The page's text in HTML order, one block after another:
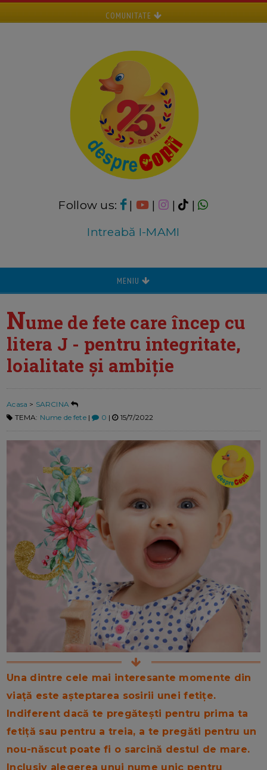
COMUNITATE
Follow us: | | |
|
Intreabă I-MAMI
MENIU
Nume de fete care încep cu
litera J - pentru integritate,
loialitate și ambiție
Acasa > SARCINA
TEMA: Nume de fete| 0 | 15/7/2022
Una dintre cele mai interesante momente din
viață este așteptarea sosirii unei fetițe.
Indiferent dacă te pregătești pentru prima ta
fetiță sau pentru a treia, a te pregăti pentru un
nou-născut poate fi o sarcină destul de mare.
Inclusiv alegerea unui nume unic pentru